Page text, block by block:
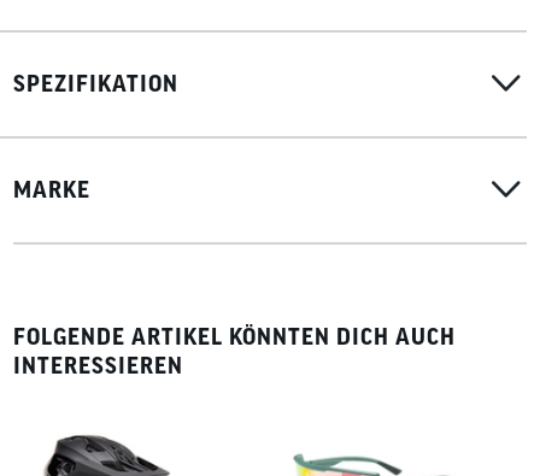
SPEZIFIKATION
MARKE
FOLGENDE ARTIKEL KÖNNTEN DICH AUCH
INTERESSIEREN